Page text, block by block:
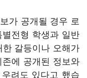
가 공개될 경우 로
전형 학생과 일반
갈등이나 오해가
에 공개된 정보와
려도 있다고 했습